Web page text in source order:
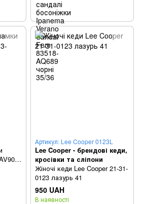
Артикул: Lee Cooper 0123L
Lee Cooper - брендові кеди,
кросівки та сліпони
Жіночі кеди Lee Cooper 21-31-
0123 лазурь 41
950 UAH
В наявності